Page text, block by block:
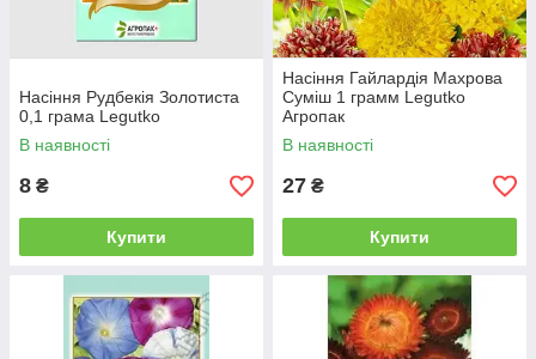
Насіння Рудбекія Золотиста
0,1 грама Legutko
В наявності
8 ₴
Купити
Насіння Гайлардія Махрова
Суміш 1 грамм Legutko
Агропак
В наявності
27 ₴
Купити